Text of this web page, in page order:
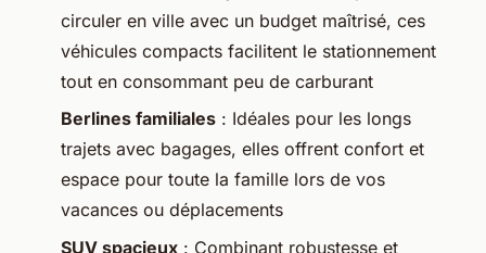
circuler en ville avec un budget maîtrisé, ces
véhicules compacts facilitent le stationnement
tout en consommant peu de carburant
Berlines familiales : Idéales pour les longs
trajets avec bagages, elles offrent confort et
espace pour toute la famille lors de vos
vacances ou déplacements
SUV spacieux : Combinant robustesse et